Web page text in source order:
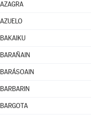
AZAGRA
AZUELO
BAKAIKU
BARAÑAIN
BARÁSOAIN
BARBARIN
BARGOTA